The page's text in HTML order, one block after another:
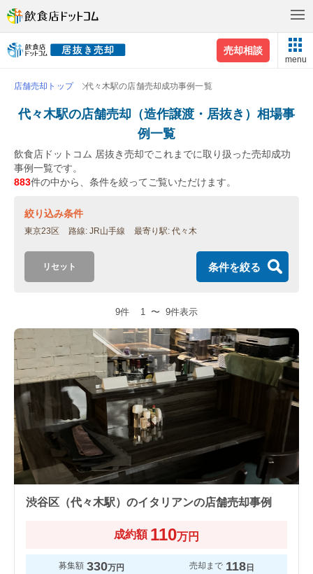
売却相談
menu
店舗売却トップ 代々木駅の店舗売却成功事例一覧
代々木駅の店舗売却（造作譲渡・居抜き）相場事
例一覧
飲食店ドットコム 居抜き売却でこれまでに取り扱った売却成功
事例一覧です。
883件の中から、条件を絞ってご覧いただけます。
絞り込み条件
東京23区 路線 JR山手線 最寄り駅 代々木
リセット 条件を絞る
9件 1 〜 9件表示
渋谷区（代々木駅）のイタリアンの店舗売却事例
成約額 110万円
募集額 330万円 売却まで 118日